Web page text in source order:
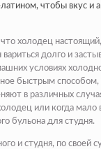
чтобы вкус и
холодец
долго и
условиях
быстрым способом,
в различных
или когда
бульона для студня.
и студня, по своей